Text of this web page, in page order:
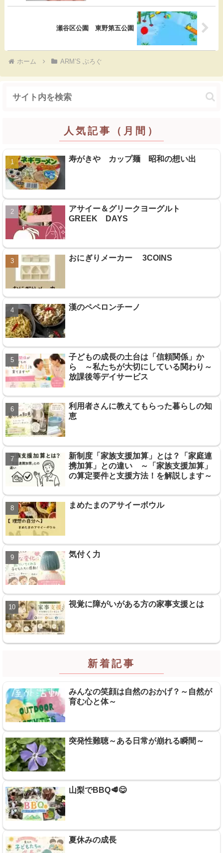
k
瀬谷区公園 東野第五公園
ホーム ARM’S ぶろぐ
人気記事（月間）
寿がきや カップ麺 昭和の想い出
アサイー＆グリークヨーグルト
GREEK DAYS
おにぎりメーカー 3COINS
漢のペペロンチーノ
子どもの成長の土台は「信頼関係」か
ら ～私たちが大切にしている関わり～
放課後等デイサービス
利用者さんに教えてもらった暮らしの知
恵
新制度「家族支援加算」とは？「家庭連
携加算」との違い ～「家族支援加算」
の算定要件と支援方法！を解説します～
まめたまのアサイーボウル
気付く力
視覚に障がいがある方の家事支援とは
新着記事
みんなの笑顔は自然のおかげ？～自然が
育む心と体～
突発性難聴～ある日常が崩れる瞬間～
山梨でBBQ🥩😋
夏休みの成長